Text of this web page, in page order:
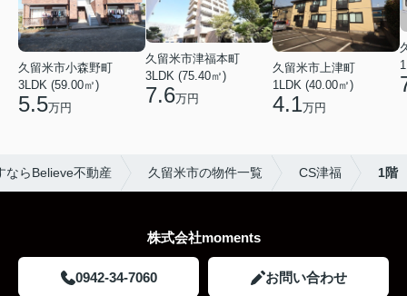
久留米市小森野町
3LDK (59.00㎡)
5.5万円
久留米市津福本町
3LDK (75.40㎡)
7.6万円
久留米市上津町
1LDK (40.00㎡)
4.1万円
ならBelieve不動産 久留米市の物件一覧 CS津福 1階
株式会社moments
0942-34-7060 お問い合わせ